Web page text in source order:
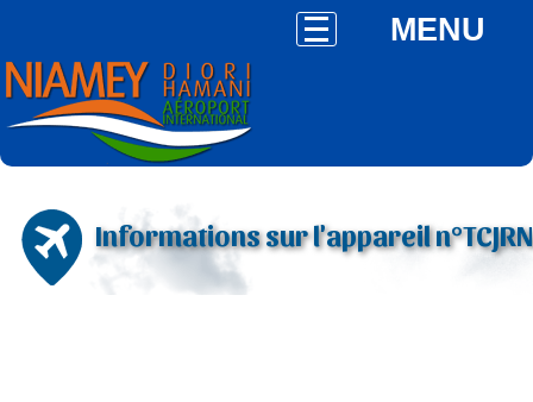
MENU
Informations sur l'appareil n°TCJRN